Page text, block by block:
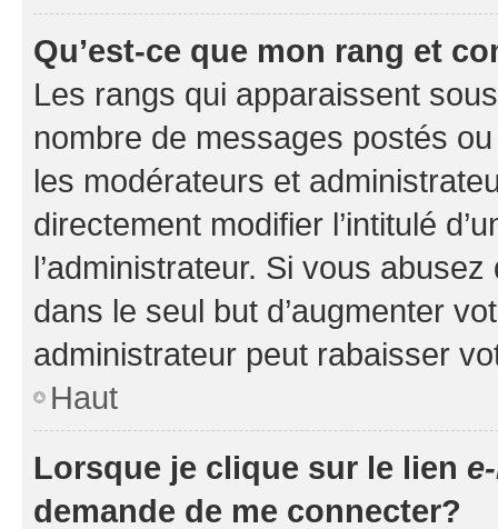
Qu’est-ce que mon rang et
Les rangs qui apparaissent
nombre de messages postés
les modérateurs et
directement modifier l’intitulé
l’administrateur. Si vous
dans le seul but d’augmenter
administrateur peut rabaisser
Haut
Lorsque je clique sur le lien
demande de me connecter?